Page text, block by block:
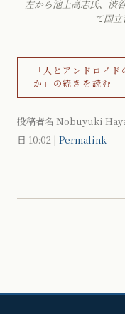
左から池上高志氏、渋
て国
「人とアンドロイ
か」の続きを読む
投稿者名 Nobuyuki
日 10:02 | Permalink